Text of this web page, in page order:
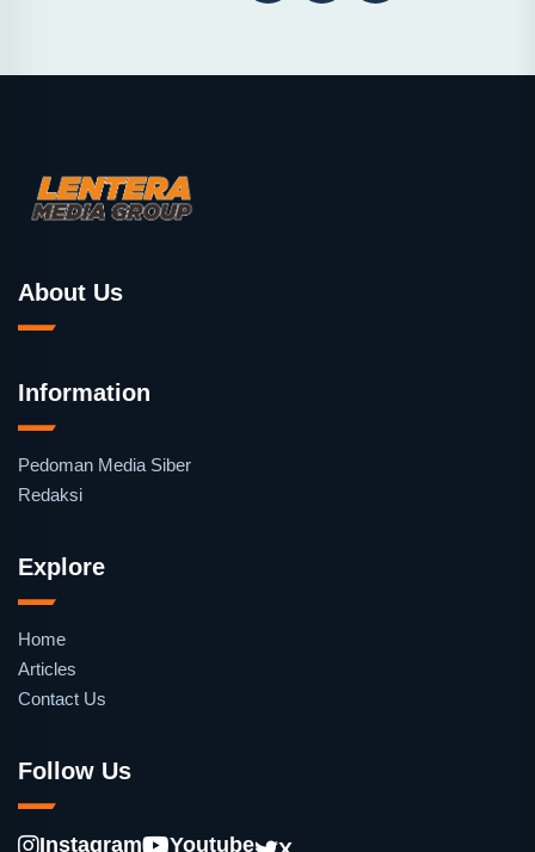
About Us
Information
Pedoman Media Siber
Redaksi
Explore
Home
Articles
Contact Us
Follow Us
Instagram Youtube